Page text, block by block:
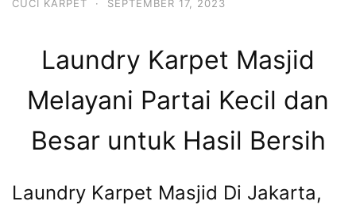
CUCI KARPET · SEPTEMBER 17, 2023
Laundry Karpet Masjid
Melayani Partai Kecil dan
Besar untuk Hasil Bersih
Laundry Karpet Masjid Di Jakarta,